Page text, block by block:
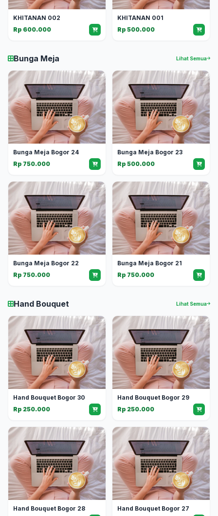
KHITANAN 002
Rp 600.000
KHITANAN 001
Rp 500.000
Bunga Meja Lihat Semua
Bunga Meja Bogor 24
Rp 750.000
Bunga Meja Bogor 23
Rp 500.000
Bunga Meja Bogor 22
Rp 750.000
Bunga Meja Bogor 21
Rp 750.000
Hand Bouquet Lihat Semua
Hand Bouquet Bogor 30
Rp 250.000
Hand Bouquet Bogor 29
Rp 250.000
Hand Bouquet Bogor 28
Hand Bouquet Bogor 27